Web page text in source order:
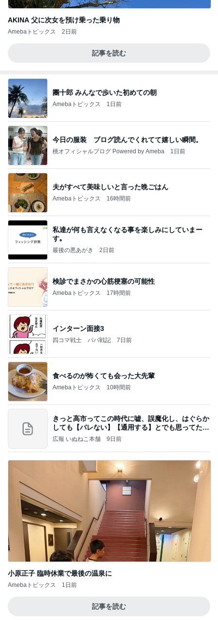
AKINA 父に次女を預け乗った乗り物
Amebaトピックス 2日前
記事を読む
團十郎 みんなで歩いた初めての朝
Amebaトピックス 1日前
今日の服装 ブログ読んでくれてて嬉しい瞬間。
桃オフィシャルブログ Powered by Ameba 1日前
夫がすべて美味しいと言った晩ごはん
Amebaトピックス 16時間前
私達が何も言えなくなる事を楽しみにしていまー
す｡
最後の悪あがき 2日前
検診でまさかの心筋梗塞の可能性
Amebaトピックス 17時間前
インターン面接3
四コマ戦士 パパ戦記 7日前
食べるのが怖くても会った大先輩
Amebaトピックス 10時間前
きっと高市ってこの時代に嘘、誤魔化し、はぐらか
しても【バレない】【通用する】とでも思ってたん
だろ
広報 いぬねこ本舗 9日前
小原正子 臨時休業で最後の温泉に
Amebaトピックス 1日前
記事を読む